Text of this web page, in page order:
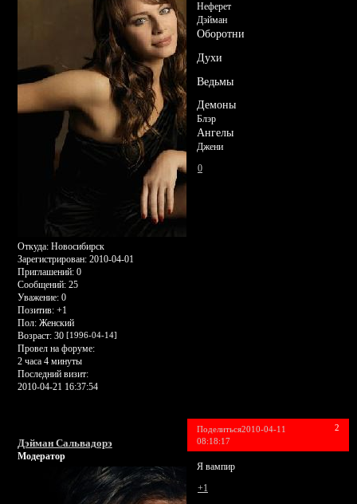
Откуда:Новосибирск
Зарегистрирован: 2010-04-01
Приглашений:0
Сообщений:25
Уважение: 0
Позитив: +1
Пол:Женский
Возраст:30 [1996-04-14]
Провел на форуме:
2 часа 4 минуты
Последний визит:
2010-04-21 16:37:54
Неферет
Дэйман
Оборотни
Духи
Ведьмы
Демоны
Блэр
Ангелы
Джени
0
Поделиться 2
2010-04-11
08:18:17
Дэйман Сальвадорэ
Модератор
Я вампир
+1